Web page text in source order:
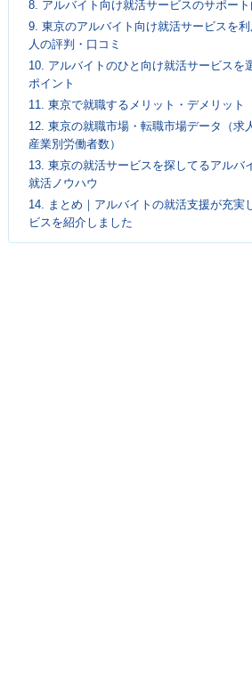
8. アルバイト向け就活サービスのサポー
9. 東京のアルバイト向け就活サービスを
人の評判・口コミ
10. アルバイトのひと向け就活サービスを
ポイント
11. 東京で就職するメリット・デメリット
12. 東京の就職市場・転職市場データ（求
産業別労働者数）
13. 東京の就活サービスを探してるアルバ
就活ノウハウ
14. まとめ｜アルバイトの就活支援が充実
ビスを紹介しました